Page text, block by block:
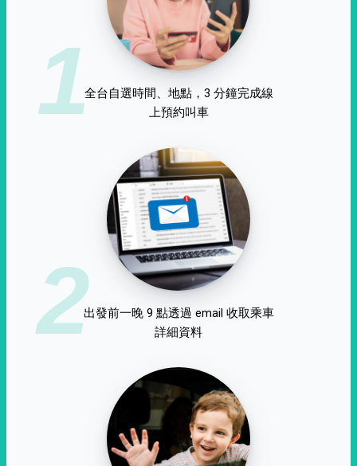
1全台自選時間、地點，3 分鐘完成線
上預約叫車
2出發前一晚 9 點透過 email 收取乘車
詳細資料